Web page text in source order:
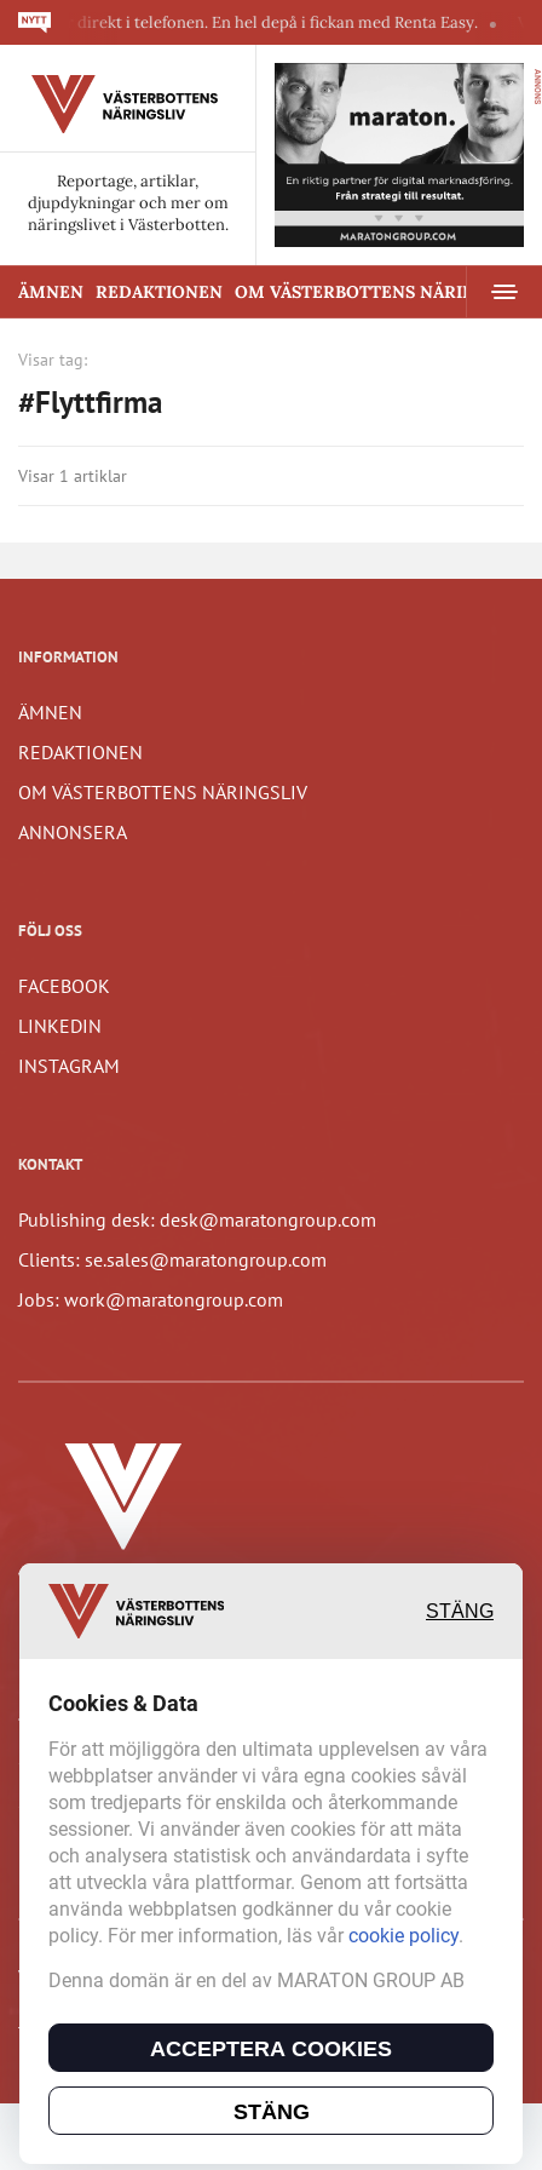
direkt i telefonen. En hel depå i fickan med Renta Easy.
Reportage, artiklar,
djupdykningar och mer om
näringslivet i Västerbotten.
ANNONS
ÄMNEN REDAKTIONEN OM VÄSTERBOTTENS NÄRINGSLIV
Visar tag:
#Flyttfirma
Visar 1 artiklar
INFORMATION
ÄMNEN
REDAKTIONEN
OM VÄSTERBOTTENS NÄRINGSLIV
ANNONSERA
FÖLJ OSS
FACEBOOK
LINKEDIN
INSTAGRAM
KONTAKT
Publishing desk: desk@maratongroup.com
Clients: se.sales@maratongroup.com
Jobs: work@maratongroup.com
värdefulla berättelser och
reportage från och om det lokala
näringslivet och dess aktörer samt
en hel del annan läsvärt innehåll.
VasterbottensNaringsliv.se är en del av mediakoncernen
tidningsvarumärken i Europa.
STÄNG
Cookies & Data
För att möjliggöra den ultimata upplevelsen av våra
webbplatser använder vi våra egna cookies såväl
som tredjeparts för enskilda och återkommande
sessioner. Vi använder även cookies för att mäta
och analysera statistisk och användardata i syfte
att utveckla våra plattformar. Genom att fortsätta
använda webbplatsen godkänner du vår cookie
policy. För mer information, läs vår cookie policy.
Denna domän är en del av MARATON GROUP AB
ACCEPTERA COOKIES
STÄNG